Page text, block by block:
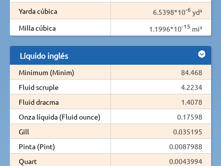
Yarda cúbica
6.5398*10-6 yd³
Milla cúbica
1.1996*10-15 mi³
Líquido inglés
Minimum (Minim)
84.468
Fluid scruple
4.2234
Fluid dracma
1.4078
Onza líquida (Fluid ounce)
0.17598
Gill
0.035195
Pinta (Pint)
0.0087988
Quart
0.0043994